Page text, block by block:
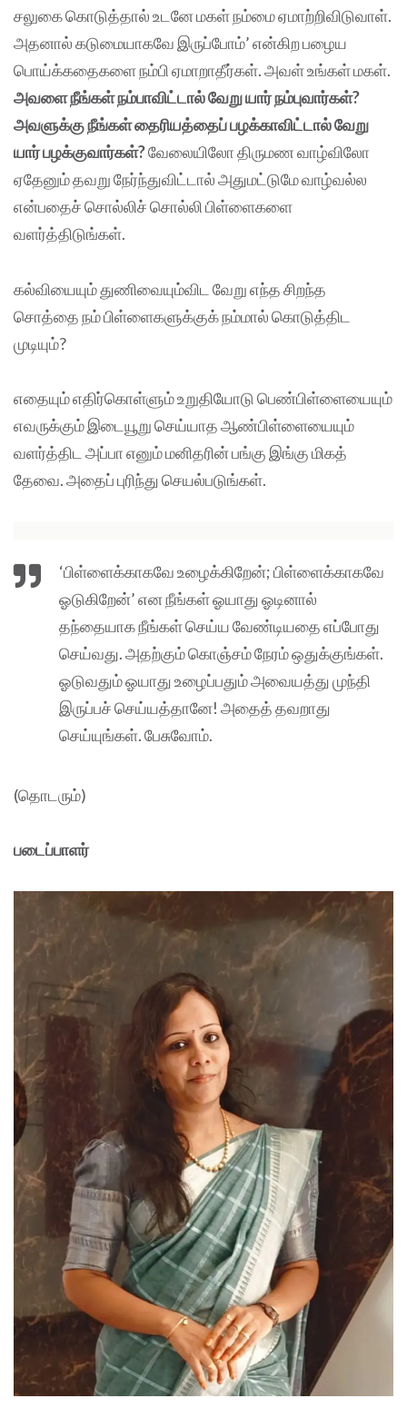
சலுகை கொடுத்தால் உடனே மகள் நம்மை ஏமாற்றிவிடுவாள்.
அதனால் கடுமையாகவே இருப்போம்’ என்கிற பழைய
பொய்க்கதைகளை நம்பி ஏமாறாதீர்கள். அவள் உங்கள் மகள்.
அவளை நீங்கள் நம்பாவிட்டால் வேறு யார் நம்புவார்கள்?
அவளுக்கு நீங்கள் தைரியத்தைப் பழக்காவிட்டால் வேறு
யார் பழக்குவார்கள்?வேலையிலோ திருமண வாழ்விலோ
ஏதேனும் தவறு நேர்ந்துவிட்டால் அதுமட்டுமே வாழ்வல்ல
என்பதைச் சொல்லிச் சொல்லி பிள்ளைகளை
வளர்த்திடுங்கள்.
கல்வியையும் துணிவையும்விட வேறு எந்த சிறந்த
சொத்தை நம் பிள்ளைகளுக்குக் நம்மால் கொடுத்திட
முடியும்?
எதையும் எதிர்கொள்ளும் உறுதியோடு பெண்பிள்ளையையும்
எவருக்கும் இடையூறு செய்யாத ஆண்பிள்ளையையும்
வளர்த்திட அப்பா எனும் மனிதரின் பங்கு இங்கு மிகத்
தேவை. அதைப் புரிந்து செயல்படுங்கள்.
‘பிள்ளைக்காகவே உழைக்கிறேன்; பிள்ளைக்காகவே
ஓடுகிறேன்’ என நீங்கள் ஓயாது ஓடினால்
தந்தையாக நீங்கள் செய்ய வேண்டியதை எப்போது
செய்வது. அதற்கும் கொஞ்சம் நேரம் ஒதுக்குங்கள்.
ஓடுவதும் ஓயாது உழைப்பதும் அவையத்து முந்தி
இருப்பச் செய்யத்தானே! அதைத் தவறாது
செய்யுங்கள். பேசுவோம்.
(தொடரும்)
படைப்பாளர்